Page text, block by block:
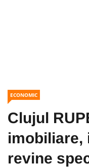
ECONOMIC
Clujul
imobiliare,
revine